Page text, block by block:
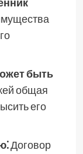
быть
общая
его
Договор